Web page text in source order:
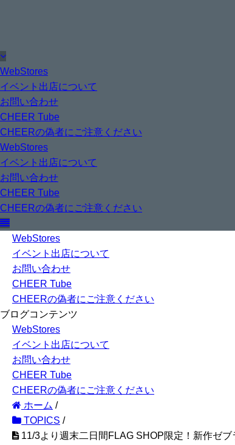
WebStores
イベント出店について
お問い合わせ
CHEER Tube
CHEERの偽者にご注意ください
WebStores
イベント出店について
お問い合わせ
CHEER Tube
CHEERの偽者にご注意ください
WebStores
イベント出店について
お問い合わせ
CHEER Tube
CHEERの偽者にご注意ください
ブログコンテンツ
WebStores
イベント出店について
お問い合わせ
CHEER Tube
CHEERの偽者にご注意ください
ホーム /
TOPICS /
11/3より週末二日間FLAG SHOP限定！新作ゼ